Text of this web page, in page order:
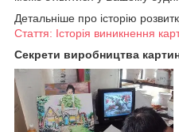
Детальніше про історію
Стаття: Історія виникнення
Секрети виробництва